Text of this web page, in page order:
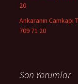
20
Ankaranın Camkapı
709 71 20
Son Yorumlar